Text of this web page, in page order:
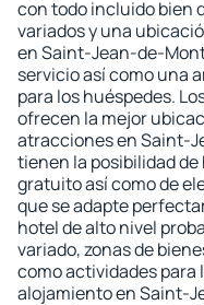
con todo incluido bien
variados y una
en Saint-Jean-de-
servicio así como una
para los huéspedes.
ofrecen la mejor
atracciones en Saint-
tienen la posibilidad
gratuito así como de
que se adapte
hotel de alto nivel
variado, zonas de
como actividades para
alojamiento en Saint-